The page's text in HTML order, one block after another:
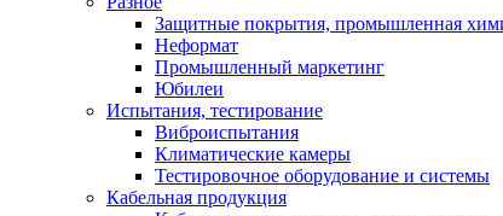
Защитные покрытия, промышленная
Неформат
Промышленный маркетинг
Юбилеи
Испытания, тестирование
Виброиспытания
Климатические камеры
Тестировочное оборудование и системы
Кабельная продукция